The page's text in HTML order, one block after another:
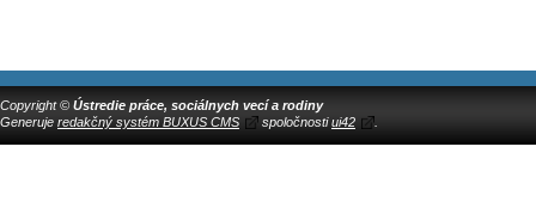
Copyright © Ústredie práce, sociálnych vecí a rodiny
Generuje redakčný systém BUXUS CMS spoločnostiui42